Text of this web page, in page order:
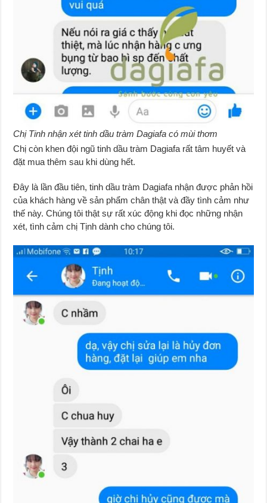
Chị Tinh nhận xét tinh dầu tràm Dagiafa có mùi thơm
Chị còn khen đội ngũ tinh dầu tràm Dagiafa rất tâm huyết và
đặt mua thêm sau khi dùng hết.
Đây là lần đầu tiên, tinh dầu tràm Dagiafa nhận được phản hồi
của khách hàng về sản phẩm chân thật và đầy tình cảm như
thế này. Chúng tôi thật sự rất xúc động khi đọc những nhận
xét, tình cảm chị Tịnh dành cho chúng tôi.